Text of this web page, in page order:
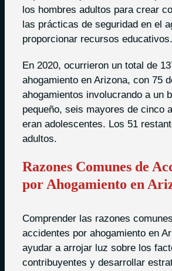
los hombres adultos para crear
las prácticas de seguridad en el
proporcionar recursos educativos.
En 2020, ocurrieron un total de
ahogamiento en Arizona, con 75
ahogamientos involucrando a un
pequeño, seis mayores de cinco
eran adolescentes. Los 51
adultos.
Razones Comunes de
por Ahogamiento en
Comprender las razones
accidentes por ahogamiento en
ayudar a arrojar luz sobre los
contribuyentes y desarrollar